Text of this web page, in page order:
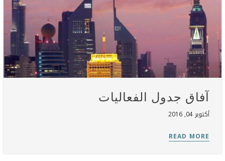
آفاق جدول الفعاليات
أكتوبر 04, 2016